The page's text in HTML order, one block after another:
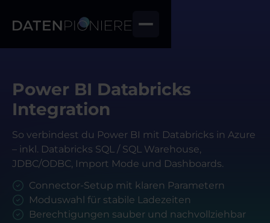
Power BI Databricks
Integration
So verbindest du Power BI mit Databricks in Azure
– inkl. Databricks SQL / SQL Warehouse,
JDBC/ODBC, Import Mode und Dashboards.
Connector-Setup mit klaren Parametern
Moduswahl für stabile Ladezeiten
Berechtigungen sauber und nachvollziehbar